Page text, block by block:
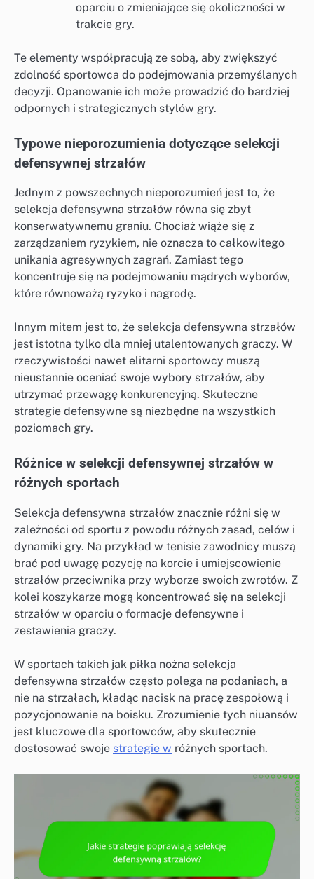
oparciu o zmieniające się okoliczności w
trakcie gry.
Te elementy współpracują ze sobą, aby zwiększyć
zdolność sportowca do podejmowania przemyślanych
decyzji. Opanowanie ich może prowadzić do bardziej
odpornych i strategicznych stylów gry.
Typowe nieporozumienia dotyczące selekcji
defensywnej strzałów
Jednym z powszechnych nieporozumień jest to, że
selekcja defensywna strzałów równa się zbyt
konserwatywnemu graniu. Chociaż wiąże się z
zarządzaniem ryzykiem, nie oznacza to całkowitego
unikania agresywnych zagrań. Zamiast tego
koncentruje się na podejmowaniu mądrych wyborów,
które równoważą ryzyko i nagrodę.
Innym mitem jest to, że selekcja defensywna strzałów
jest istotna tylko dla mniej utalentowanych graczy. W
rzeczywistości nawet elitarni sportowcy muszą
nieustannie oceniać swoje wybory strzałów, aby
utrzymać przewagę konkurencyjną. Skuteczne
strategie defensywne są niezbędne na wszystkich
poziomach gry.
Różnice w selekcji defensywnej strzałów w
różnych sportach
Selekcja defensywna strzałów znacznie różni się w
zależności od sportu z powodu różnych zasad, celów i
dynamiki gry. Na przykład w tenisie zawodnicy muszą
brać pod uwagę pozycję na korcie i umiejscowienie
strzałów przeciwnika przy wyborze swoich zwrotów. Z
kolei koszykarze mogą koncentrować się na selekcji
strzałów w oparciu o formacje defensywne i
zestawienia graczy.
W sportach takich jak piłka nożna selekcja
defensywna strzałów często polega na podaniach, a
nie na strzałach, kładąc nacisk na pracę zespołową i
pozycjonowanie na boisku. Zrozumienie tych niuansów
jest kluczowe dla sportowców, aby skutecznie
dostosować swoje strategie w różnych sportach.